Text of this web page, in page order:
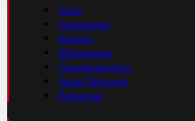
Auto
Autosprint
Inmoto
Motosprint
Guerinsportivo
Sport Network
Fantacup